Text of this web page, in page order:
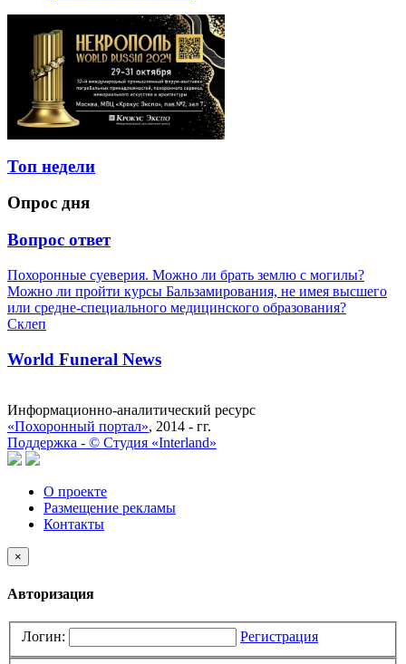
Топ недели
Опрос дня
Вопрос ответ
Похоронные суеверия. Можно ли брать землю с могилы?
Можно ли пройти курсы Бальзамирования, не имея высшего
или средне-специального медицинского образования?
Склеп
World Funeral News
Информационно-аналитический ресурс
«Похоронный портал», 2014 - гг.
Поддержка - © Cтудия «Interland»
О проекте
Размещение рекламы
Контакты
×
Авторизация
Логин: Регистрация